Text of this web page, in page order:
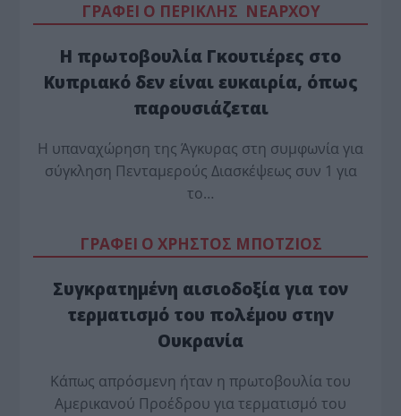
ΓΡΑΦΕΙ Ο ΠΕΡΙΚΛΗΣ ΝΕΑΡΧΟΥ
Η πρωτοβουλία Γκουτιέρες στο
Κυπριακό δεν είναι ευκαιρία, όπως
παρουσιάζεται
Η υπαναχώρηση της Άγκυρας στη συμφωνία για
σύγκληση Πενταμερούς Διασκέψεως συν 1 για
το…
ΓΡΑΦΕΙ Ο ΧΡΗΣΤΟΣ ΜΠΟΤΖΙΟΣ
Συγκρατημένη αισιοδοξία για τον
τερματισμό του πολέμου στην
Ουκρανία
Κάπως απρόσμενη ήταν η πρωτοβουλία του
Αμερικανού Προέδρου για τερματισμό του